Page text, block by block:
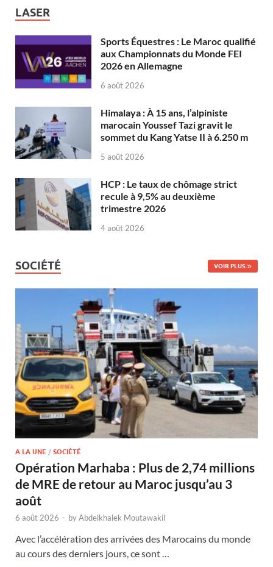
LASER
Sports Équestres : Le Maroc qualifié
aux Championnats du Monde FEI
2026 en Allemagne
6 août 2026
Himalaya : À 15 ans, l’alpiniste
marocain Youssef Tazi gravit le
sommet du Kang Yatse II à 6.250 m
5 août 2026
HCP : Le taux de chômage strict
recule à 9,5% au deuxième
trimestre 2026
4 août 2026
SOCIÉTÉ VOIR PLUS
A LA UNE / SOCIÉTÉ
Opération Marhaba : Plus de 2,74 millions
de MRE de retour au Maroc jusqu’au 3
août
6 août 2026 - byAbdelkhalek Moutawakil
Avec l’accélération des arrivées des Marocains du monde
au cours des derniers jours, ce sont …